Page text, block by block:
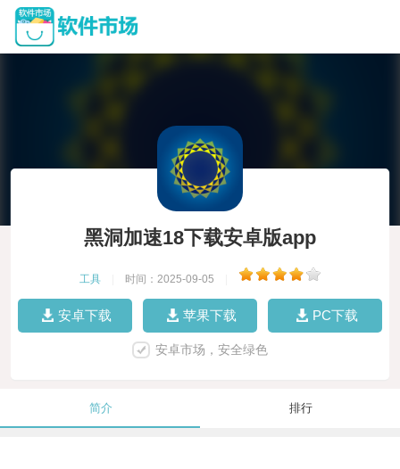
黑洞加速18下载安卓版app
工具 时间：2025-09-05
安卓下载 苹果下载 PC下载
安卓市场，安全绿色
简介 排行